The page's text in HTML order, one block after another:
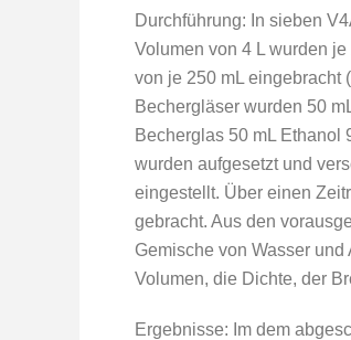
Durchführung: In sieben
Volumen von 4 L wurden
von je 250 mL eingebracht
Bechergläser wurden 50
Becherglas 50 mL Ethanol
wurden aufgesetzt und
eingestellt. Über einen
gebracht. Aus den
Gemische von Wasser
Volumen, die Dichte, der
Ergebnisse: Im dem